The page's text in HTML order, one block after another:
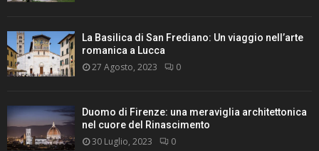
La Basilica di San Frediano: Un viaggio nell’arte
romanica a Lucca
27 Agosto, 2023 0
Duomo di Firenze: una meraviglia architettonica
nel cuore del Rinascimento
30 Luglio, 2023 0